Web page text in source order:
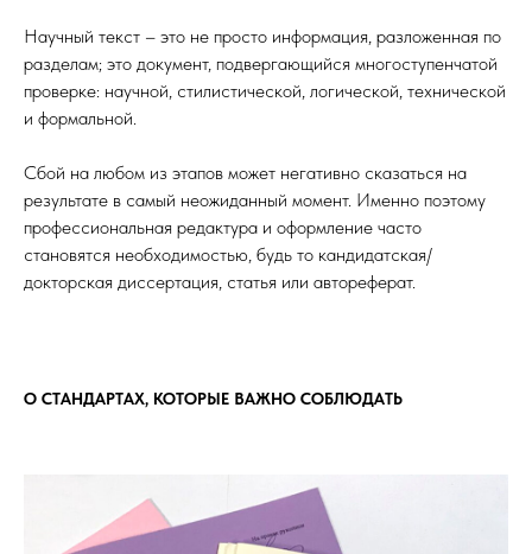
Научный текст – это не просто информация, разложенная по
разделам; это документ, подвергающийся многоступенчатой
проверке: научной, стилистической, логической, технической
и формальной.
Сбой на любом из этапов может негативно сказаться на
результате в самый неожиданный момент. Именно поэтому
профессиональная редактура и оформление часто
становятся необходимостью, будь то кандидатская/
докторская диссертация, статья или автореферат.
О СТАНДАРТАХ, КОТОРЫЕ ВАЖНО СОБЛЮДАТЬ